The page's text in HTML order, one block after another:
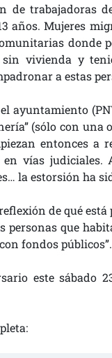
de trabajadoras
años. Mujeres
donde
vivienda y
a estas
ayuntamiento
(sólo con una
entonces
en vías
la estorsión ha
de qué
personas que
fondos públicos”.
este sábado